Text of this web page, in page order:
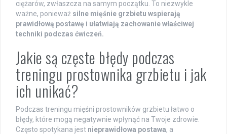
ciężarów, zwłaszcza na samym początku. To niezwykle
ważne, ponieważ silne mięśnie grzbietu wspierają
prawidłową postawę i ułatwiają zachowanie właściwej
techniki podczas ćwiczeń.
Jakie są częste błędy podczas
treningu prostownika grzbietu i jak
ich unikać?
Podczas treningu mięśni prostowników grzbietu łatwo o
błędy, które mogą negatywnie wpłynąć na Twoje zdrowie.
Często spotykana jest nieprawidłowa postawa, a